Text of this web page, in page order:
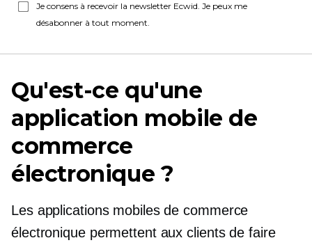
Je consens à recevoir la newsletter Ecwid. Je peux me
désabonner à tout moment.
Qu'est-ce qu'une
application mobile de
commerce
électronique ?
Les applications mobiles de commerce
électronique permettent aux clients de faire